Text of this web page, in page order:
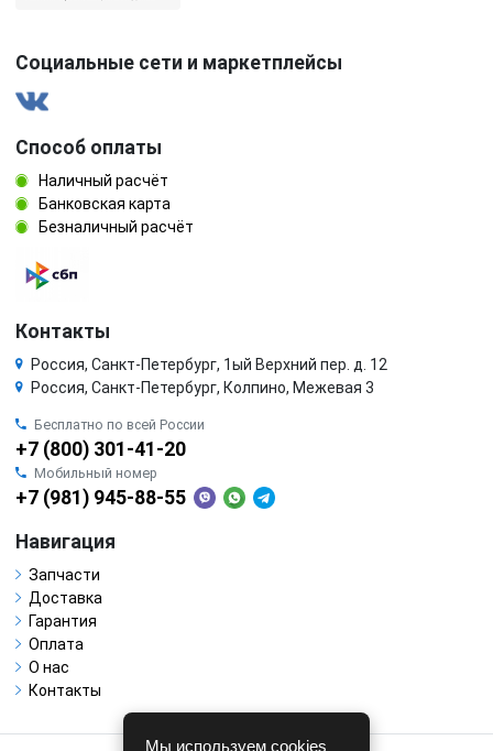
Социальные сети и маркетплейсы
Способ оплаты
Наличный расчёт
Банковская карта
Безналичный расчёт
Контакты
Россия, Санкт-Петербург, 1ый Верхний пер. д. 12
Россия, Санкт-Петербург, Колпино, Межевая 3
Бесплатно по всей России
+7 (800) 301-41-20
Мобильный номер
+7 (981) 945-88-55
Навигация
Запчасти
Доставка
Гарантия
Оплата
О нас
Контакты
Мы используем cookies